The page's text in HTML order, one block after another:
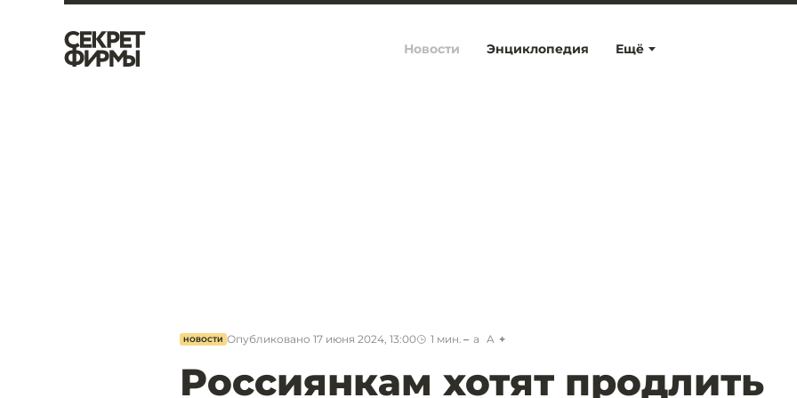
Ещё
Новости Энциклопедия
НОВОСТИ Опубликовано 17 июня 2024, 13:00 1 мин. a A
Россиянкам хотят продлить